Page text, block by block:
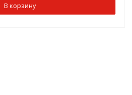
В корзину